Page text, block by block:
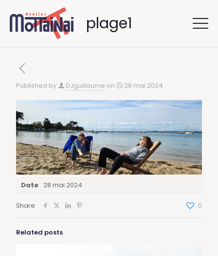
plage1
Published by DJguillaume on 28 mai 2024
Date 28 mai 2024
Share 0
Related posts